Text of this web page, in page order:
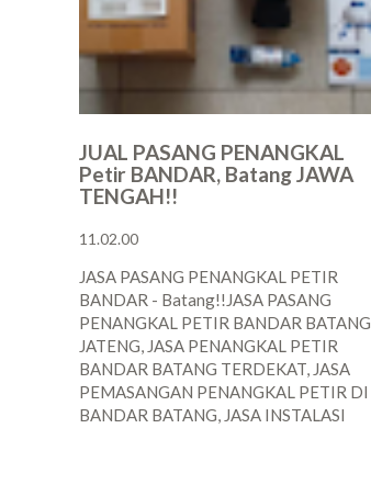
JUAL PASANG PENANGKAL
Petir BANDAR, Batang JAWA
TENGAH!!
11.02.00
JASA PASANG PENANGKAL PETIR
BANDAR - Batang!!JASA PASANG
PENANGKAL PETIR BANDAR BATANG
JATENG, JASA PENANGKAL PETIR
BANDAR BATANG TERDEKAT, JASA
PEMASANGAN PENANGKAL PETIR DI
BANDAR BATANG, JASA INSTALASI